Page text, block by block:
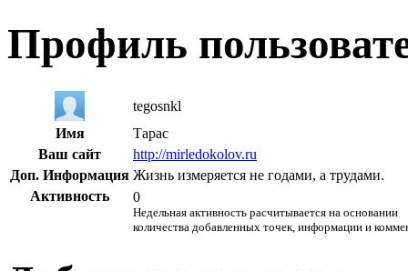
Профиль
tegosnkl
Имя
Тарас
Ваш сайт
http://mirledokolov.ru
Доп. Информация Жизнь измеряется не годами, а трудами.
Активность
0
Недельная активность расчитывается на основании
количества добавленных точек, информации и